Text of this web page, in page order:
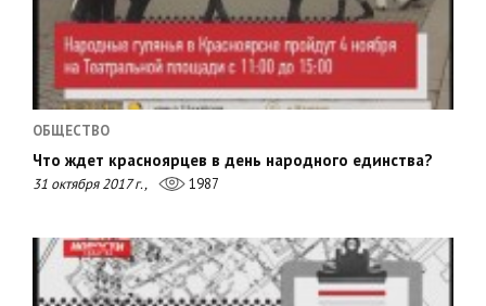
ОБЩЕСТВО
Что ждет красноярцев в день народного единства?
31 октября 2017 г., 1987